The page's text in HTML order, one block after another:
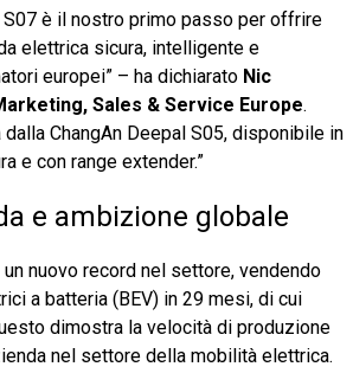
S07 è il nostro primo passo per offrire
elettrica sicura, intelligente e
europei” – ha dichiarato Nic
Sales & Service Europe.
ChangAn Deepal S05, disponibile in
e con range extender.”
e ambizione globale
nuovo record nel settore, vendendo
a batteria (BEV) in 29 mesi, di cui
dimostra la velocità di produzione
nel settore della mobilità elettrica.